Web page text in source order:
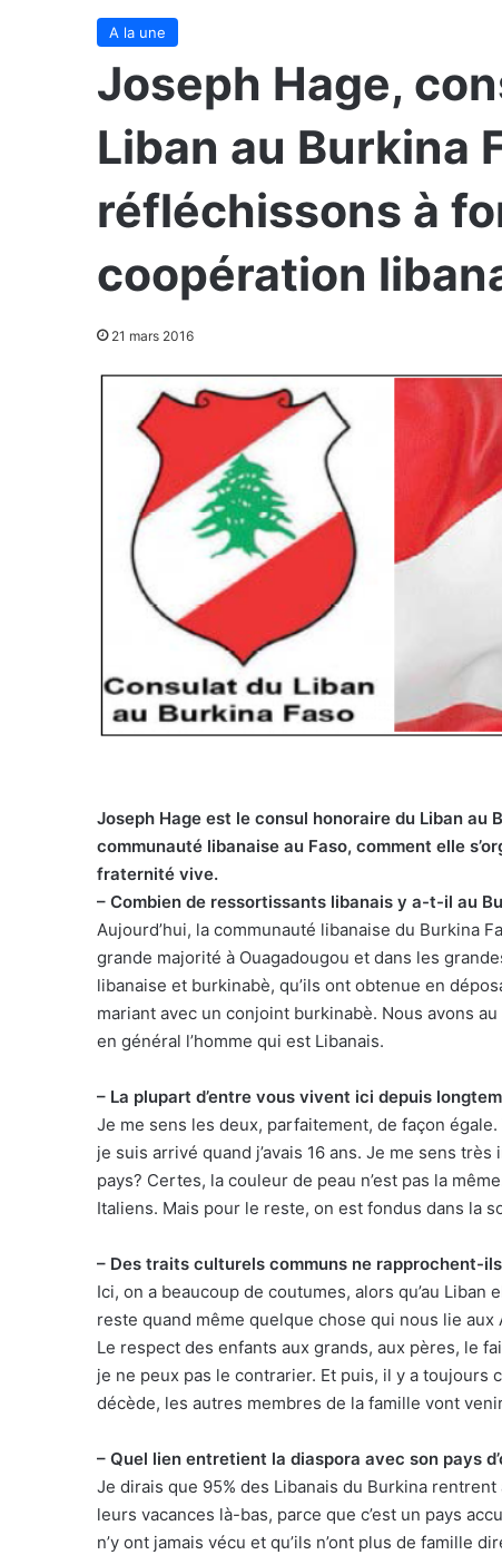
A la une
Joseph Hage,
Liban au Burkina
réfléchissons à
coopération
21 mars 2016
Joseph Hage est le consul honoraire du Liban au
communauté libanaise au Faso, comment elle
fraternité vive.
– Combien de ressortissants libanais y a-t-il au
Aujourd’hui, la communauté libanaise du Burkina
grande majorité à Ouagadougou et dans les
libanaise et burkinabè, qu’ils ont obtenue en
mariant avec un conjoint burkinabè. Nous avons
en général l’homme qui est Libanais.
– La plupart d’entre vous vivent ici depuis
Je me sens les deux, parfaitement, de façon
je suis arrivé quand j’avais 16 ans. Je me sens
pays? Certes, la couleur de peau n’est pas la
Italiens. Mais pour le reste, on est fondus dans la
– Des traits culturels communs ne rapprochent-
Ici, on a beaucoup de coutumes, alors qu’au
reste quand même quelque chose qui nous lie
Le respect des enfants aux grands, aux pères, le
je ne peux pas le contrarier. Et puis, il y a
décède, les autres membres de la famille vont
– Quel lien entretient la diaspora avec son pays
Je dirais que 95% des Libanais du Burkina
leurs vacances là-bas, parce que c’est un pays
n’y ont jamais vécu et qu’ils n’ont plus de famille